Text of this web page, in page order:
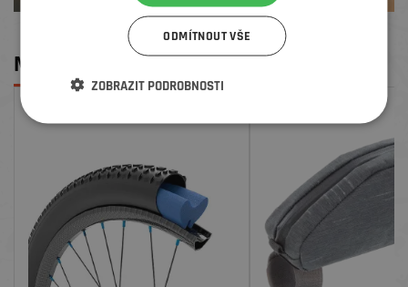
MOHLO BY SE VÁM LÍBIT
ODMÍTNOUT VŠE
ZOBRAZIT PODROBNOSTI